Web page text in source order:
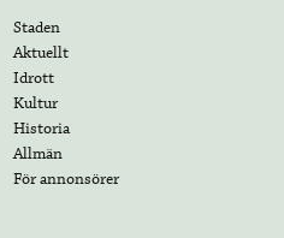
Staden
Aktuellt
Idrott
Kultur
Historia
Allmän
För annonsörer